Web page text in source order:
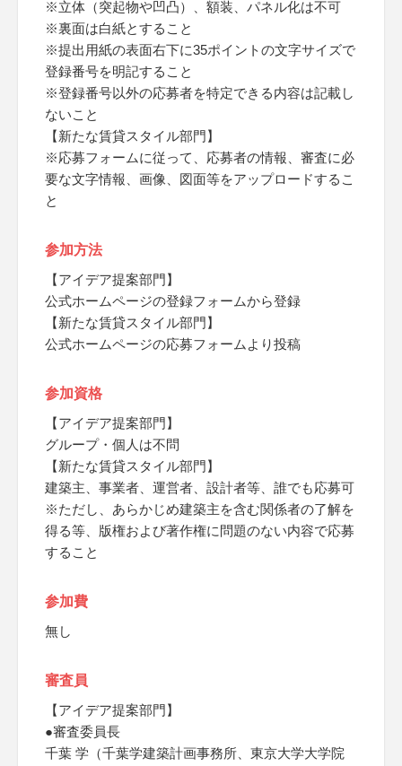
※立体（突起物や凹凸）、額装、パネル化は不可
※裏面は白紙とすること
※提出用紙の表面右下に35ポイントの文字サイズで
登録番号を明記すること
※登録番号以外の応募者を特定できる内容は記載し
ないこと
【新たな賃貸スタイル部門】
※応募フォームに従って、応募者の情報、審査に必
要な文字情報、画像、図面等をアップロードするこ
と
参加方法
【アイデア提案部門】
公式ホームページの登録フォームから登録
【新たな賃貸スタイル部門】
公式ホームページの応募フォームより投稿
参加資格
【アイデア提案部門】
グループ・個人は不問
【新たな賃貸スタイル部門】
建築主、事業者、運営者、設計者等、誰でも応募可
※ただし、あらかじめ建築主を含む関係者の了解を
得る等、版権および著作権に問題のない内容で応募
すること
参加費
無し
審査員
【アイデア提案部門】
●審査委員長
千葉 学（千葉学建築計画事務所、東京大学大学院